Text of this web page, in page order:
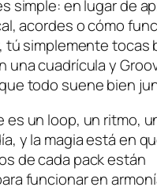
simple: en lugar de
acordes o cómo
tú simplemente tocas
una cuadrícula y
todo suene bien
es un loop, un ritmo,
y la magia está en
de cada pack están
funcionar en